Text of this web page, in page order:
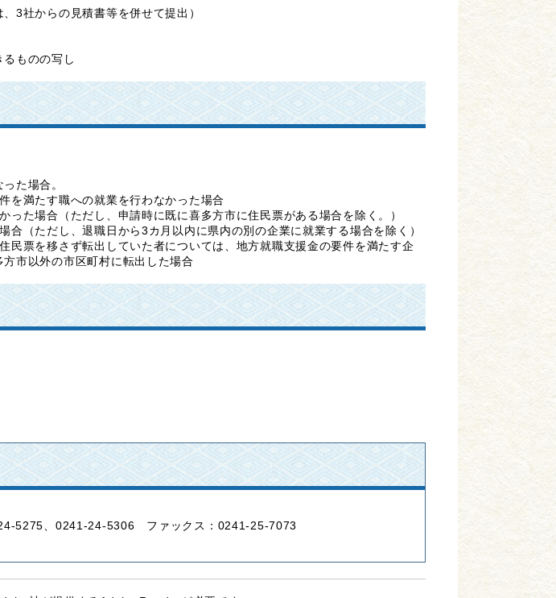
3社からの見積書等を併せて提出）
ものの写し
た場合。
を満たす職への就業を行わなかった場合
った場合（ただし、申請時に既に喜多方市に住民票がある場合を除く。）
（ただし、退職日から3カ月以内に県内の別の企業に就業する場合を除く）
票を移さず転出していた者については、地方就職支援金の要件を満たす企
市以外の市区町村に転出した場合
5275、0241-24-5306
ファックス：0241-25-7073